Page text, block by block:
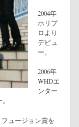
2004年
ホリプ
ロより
デビュ
ー。
2006年
WHDエ
ンター
ュージョン賞を